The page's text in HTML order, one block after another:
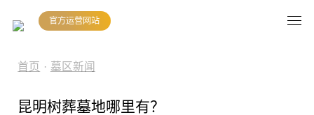
官方运营网站
首页 · 墓区新闻
昆明树葬墓地哪里有？